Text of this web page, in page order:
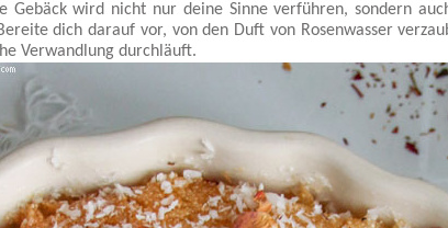
Gebäck wird nicht nur deine Sinne verführen, sondern
dich darauf vor, von den Duft von Rosenwasser
Verwandlung durchläuft.